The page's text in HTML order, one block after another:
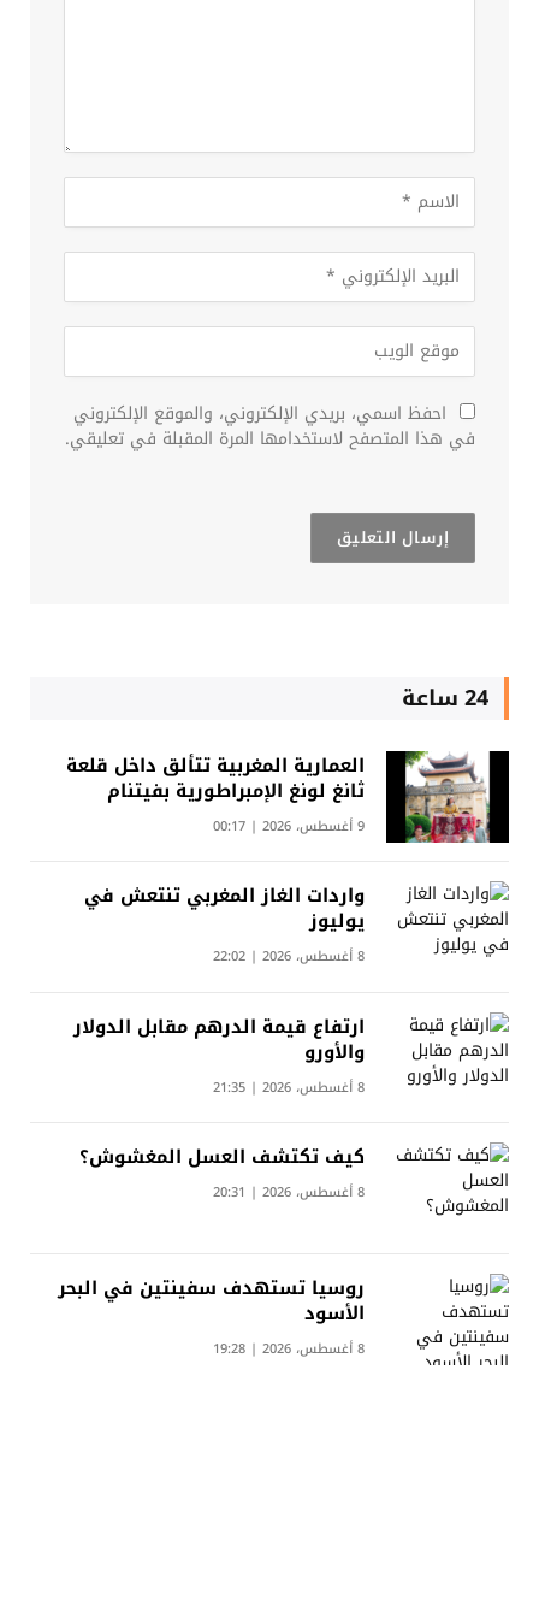
احفظ اسمي، بريدي الإلكتروني، والموقع الإلكتروني
في هذا المتصفح لاستخدامها المرة المقبلة في تعليقي.
24 ساعة
العمارية المغربية تتألق داخل قلعة
ثانغ لونغ الإمبراطورية بفيتنام
9 أغسطس، 2026 | 00:17
واردات الغاز المغربي تنتعش في
يوليوز
8 أغسطس، 2026 | 22:02
ارتفاع قيمة الدرهم مقابل الدولار
والأورو
8 أغسطس، 2026 | 21:35
كيف تكتشف العسل المغشوش؟
8 أغسطس، 2026 | 20:31
روسيا تستهدف سفينتين في البحر
الأسود
8 أغسطس، 2026 | 19:28